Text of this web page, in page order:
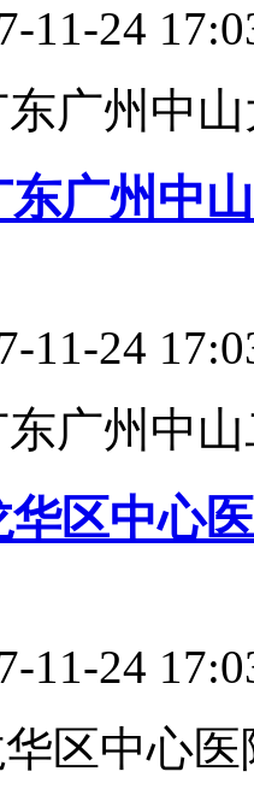
11-24
东广州中
东广州中
11-24
东广州中
区中心
11-24
区中心